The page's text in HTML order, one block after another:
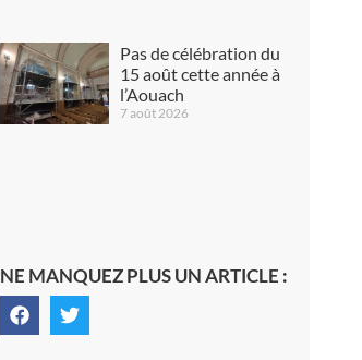
Pas de célébration du
15 août cette année à
l’Aouach
7 août 2026
NE MANQUEZ PLUS UN ARTICLE :